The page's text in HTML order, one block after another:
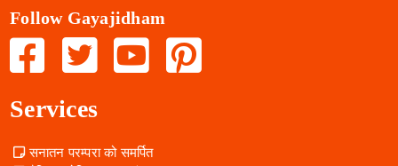
Follow Gayajidham
Services
सनातन परम्परा को समर्पित